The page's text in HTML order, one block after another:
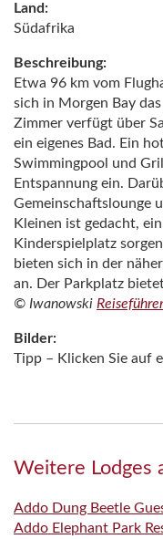
Land:
Südafrika
Beschreibung:
Etwa 96 km vom
sich in Morgen Bay
Zimmer verfügt über
ein eigenes Bad. Ein
Swimmingpool und
Entspannung ein.
Gemeinschaftslounge
Kleinen ist gedacht,
Kinderspielplatz
bieten sich in der
an. Der Parkplatz
© Iwanowski
Bilder:
Tipp – Klicken Sie auf
Weitere Lodges
Addo Dung Beetle
Addo Elephant Park